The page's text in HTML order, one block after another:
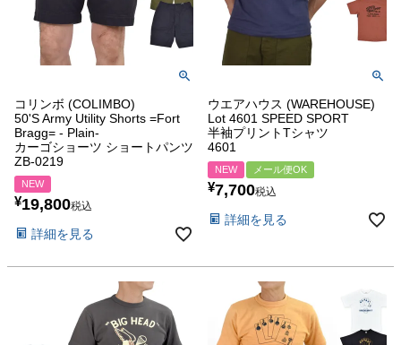
コリンボ (COLIMBO)
50'S Army Utility Shorts =Fort
Bragg= - Plain-
カーゴショーツ ショートパンツ
ZB-0219
NEW
¥19,800税込
詳細を見る
ウエアハウス (WAREHOUSE)
Lot 4601 SPEED SPORT
半袖プリントTシャツ
4601
NEW メール便OK
¥7,700税込
詳細を見る